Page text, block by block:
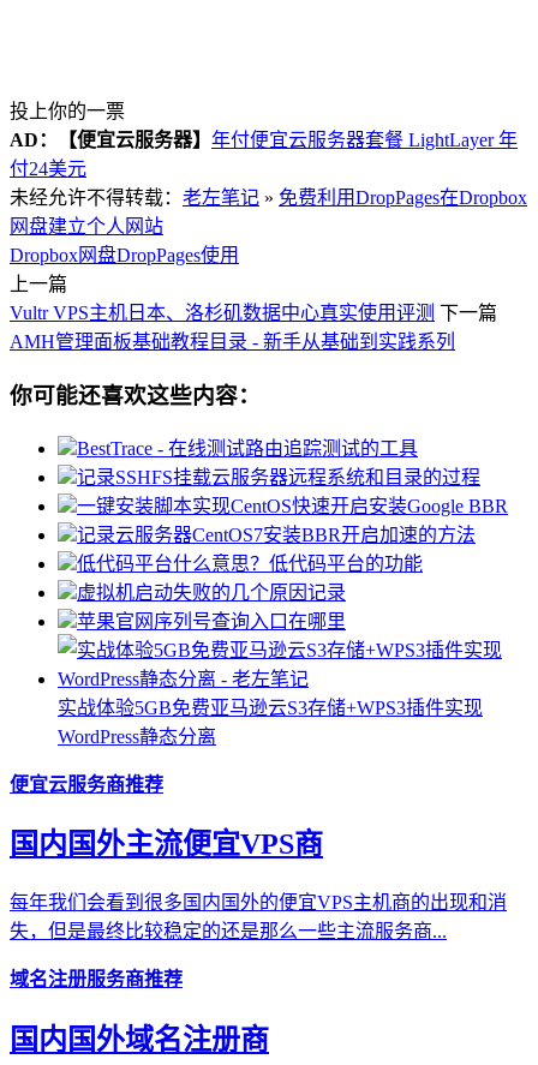
投上你的一票
AD：
【便宜云服务器】 年付便宜云服务器套餐 LightLayer 年
付24美元
未经允许不得转载： 老左笔记 » 免费利用DropPages在Dropbox
网盘建立个人网站
Dropbox网盘DropPages使用
上一篇
Vultr VPS主机日本、洛杉矶数据中心真实使用评测 下一篇
AMH管理面板基础教程目录 - 新手从基础到实践系列
你可能还喜欢这些内容：
BestTrace - 在线测试路由追踪测试的工具
记录SSHFS挂载云服务器远程系统和目录的过程
一键安装脚本实现CentOS快速开启安装Google BBR
记录云服务器CentOS7安装BBR开启加速的方法
低代码平台什么意思？低代码平台的功能
虚拟机启动失败的几个原因记录
苹果官网序列号查询入口在哪里
实战体验5GB免费亚马逊云S3存储+WPS3插件实现
WordPress静态分离
便宜云服务商推荐
国内国外主流便宜VPS商
每年我们会看到很多国内国外的便宜VPS主机商的出现和消
失，但是最终比较稳定的还是那么一些主流服务商...
域名注册服务商推荐
国内国外域名注册商